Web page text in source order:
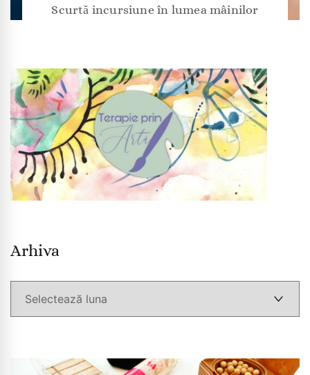
Scurtă incursiune în lumea mâinilor
Arhiva